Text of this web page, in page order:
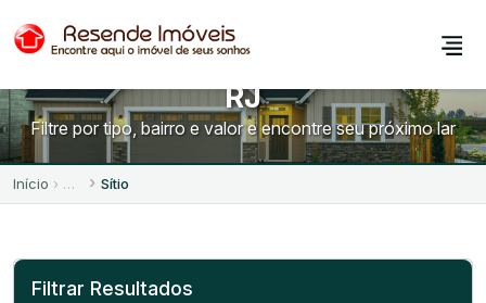
Sítios para Alugar em Resende -
RJ
Filtre por tipo, bairro e valor e encontre seu próximo lar
Início Sítio
Filtrar Resultados